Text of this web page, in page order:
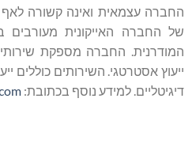
החברה עצמאית ואינה קשורה
המודרנית. החברה מספקת שירותים
ייעוץ אסטרטגי. השירותים כוללים
דיגיטליים. למידע נוסף בכתובת: